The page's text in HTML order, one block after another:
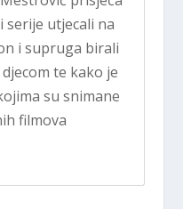
serije utjecali na
i supruga birali
te kako je
su snimane
filmova